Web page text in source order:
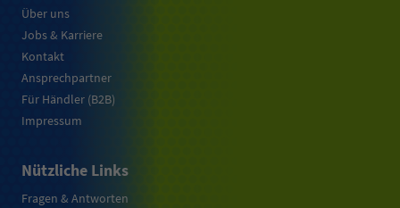
Über uns
Jobs & Karriere
Kontakt
Ansprechpartner
Für Händler (B2B)
Impressum
Nützliche Links
Fragen & Antworten